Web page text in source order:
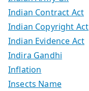
Indian Contract Act
Indian Copyright Act
Indian Evidence Act
Indira Gandhi
Inflation
Insects Name